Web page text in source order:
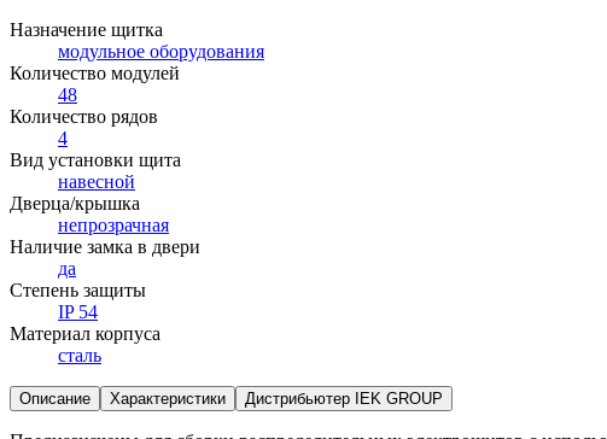
Назначение щитка
модульное оборудования
Количество модулей
48
Количество рядов
4
Вид установки щита
навесной
Дверца/крышка
непрозрачная
Наличие замка в двери
да
Степень защиты
IP 54
Материал корпуса
сталь
Описание Характеристики Дистрибьютер IEK GROUP